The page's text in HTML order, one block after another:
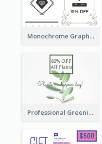
Monochrome Graphic Gift Card
Professional Greening Goods Gift Card